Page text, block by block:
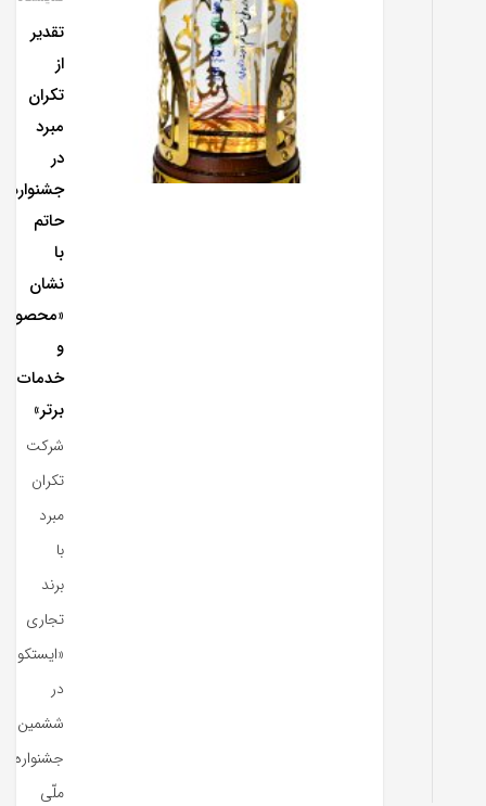
تقدیر
از
تکران
مبرد
در
جشنواره
حاتم
با
نشان
«محصول
و
خدمات
برتر»
شرکت
تکران
مبرد
با
برند
تجاری
«ایستکول»
در
ششمین
جشنواره‌
ملّی